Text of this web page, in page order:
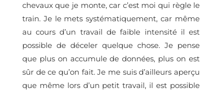
chevaux que je monte, car c’est moi qui règle le
train. Je le mets systématiquement, car même
au cours d’un travail de faible intensité il est
possible de déceler quelque chose. Je pense
que plus on accumule de données, plus on est
sûr de ce qu’on fait. Je me suis d’ailleurs aperçu
que même lors d’un petit travail, il est possible